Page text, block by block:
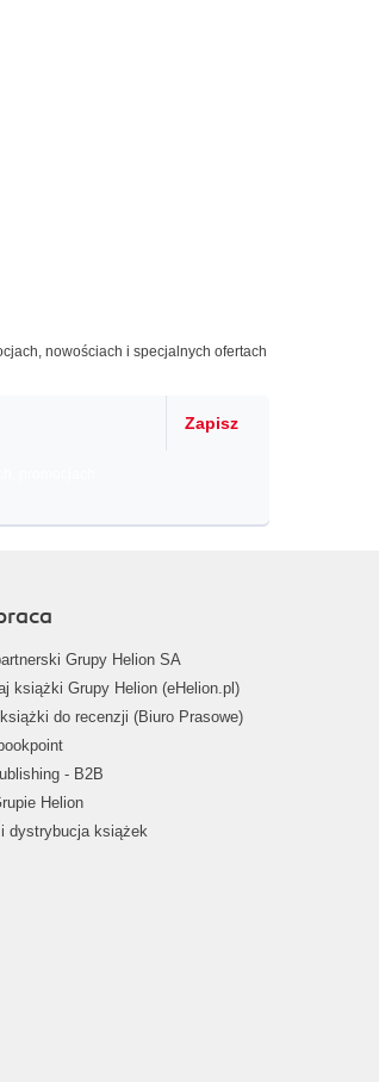
nowościach i specjalnych ofertach
Zapisz
Grupy Helion SA
książki Grupy Helion (eHelion.pl)
do recenzji (Biuro Prasowe)
- B2B
Helion
dystrybucja książek